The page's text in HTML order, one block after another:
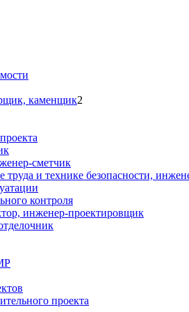
каменщик2
сметчик
и технике безопасности,
контроля
инженер-проектировщик
проекта